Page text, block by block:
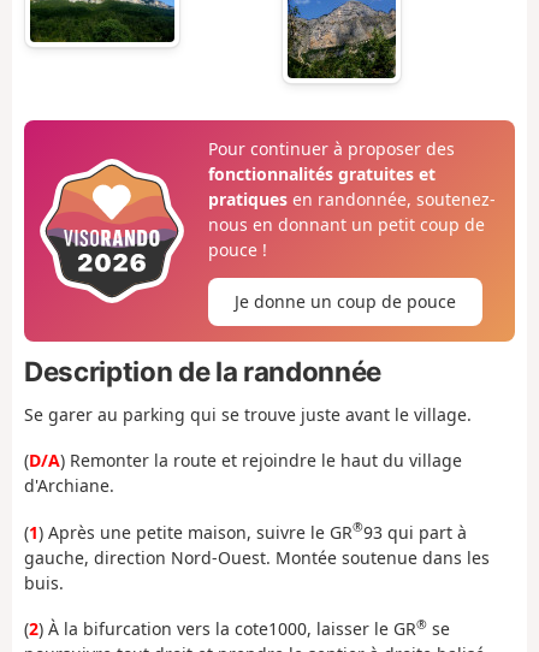
Pour continuer à proposer des
fonctionnalités gratuites et
pratiquesen randonnée, soutenez-
nous en donnant un petit coup de
pouce !
Je donne un coup de pouce
Description de la randonnée
Se garer au parking qui se trouve juste avant le village.
(D/A) Remonter la route et rejoindre le haut du village
d'Archiane.
(1) Après une petite maison, suivre le GR®93 qui part à
gauche, direction Nord-Ouest. Montée soutenue dans les
buis.
(2) À la bifurcation vers la cote1000, laisser le GR® se